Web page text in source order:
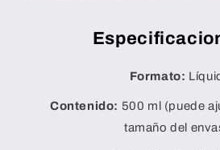
Formato:
Contenido: 500 ml (puede
tamaño del